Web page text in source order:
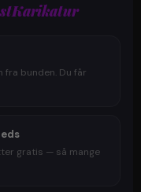
fra bunden. Du får
gratis — så mange